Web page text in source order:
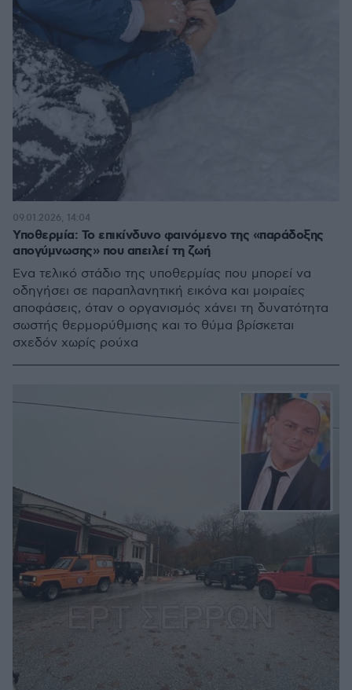
Υποθερμία: Το επικίνδυνο φαινόμενο της «παράδοξης
απογύμνωσης» που απειλεί τη ζωή
Ένα τελικό στάδιο της υποθερμίας που μπορεί να
οδηγήσει σε παραπλανητική εικόνα και μοιραίες
αποφάσεις, όταν ο οργανισμός χάνει τη δυνατότητα
σωστής θερμορύθμισης και το θύμα βρίσκεται
σχεδόν χωρίς ρούχα
09.01.2026, 14:04